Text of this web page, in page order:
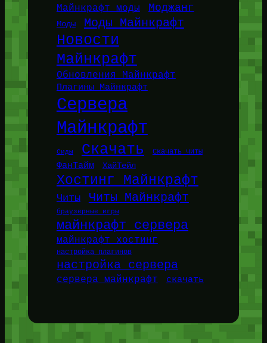
Майнкрафт моды Моджанг
Моды Моды Майнкрафт
Новости
Майнкрафт
Обновления Майнкрафт
Плагины Майнкрафт
Сервера
Майнкрафт
Сиды Скачать Скачать читы
ФанТайм ХайТейл
Хостинг Майнкрафт
Читы Читы Майнкрафт
браузерные игры
майнкрафт сервера
майнкрафт хостинг
настройка плагинов
настройка сервера
сервера майнкрафт скачать